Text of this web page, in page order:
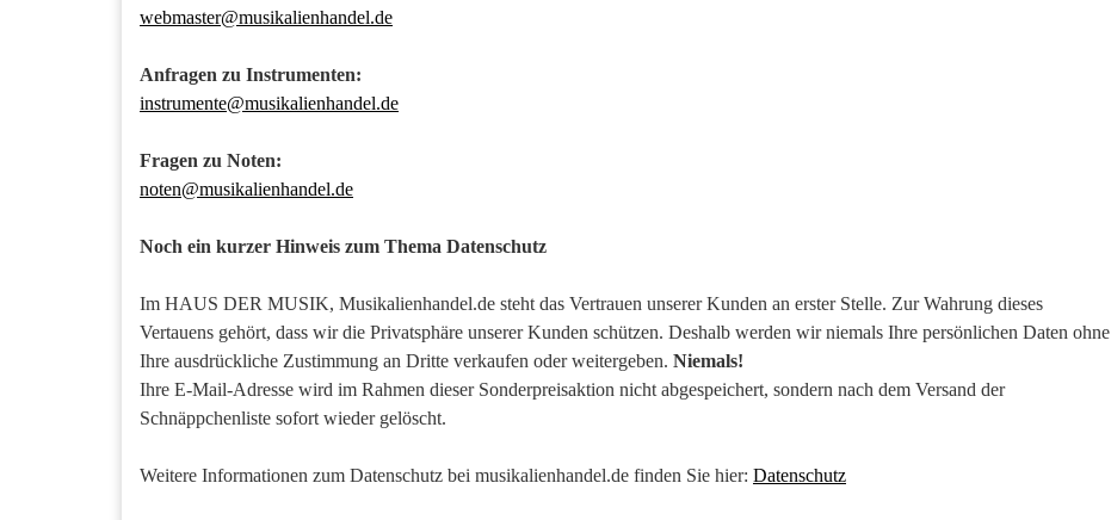
webmaster@musikalienhandel.de
Anfragen zu Instrumenten:
instrumente@musikalienhandel.de
Fragen zu Noten:
noten@musikalienhandel.de
Noch ein kurzer Hinweis zum Thema Datenschutz
Im HAUS DER MUSIK, Musikalienhandel.de steht das Vertrauen unserer Kunden an erster Stelle. Zur Wahrung dieses
Vertauens gehört, dass wir die Privatsphäre unserer Kunden schützen. Deshalb werden wir niemals Ihre persönlichen Daten ohne
Ihre ausdrückliche Zustimmung an Dritte verkaufen oder weitergeben. Niemals!
Ihre E-Mail-Adresse wird im Rahmen dieser Sonderpreisaktion nicht abgespeichert, sondern nach dem Versand der
Schnäppchenliste sofort wieder gelöscht.
Weitere Informationen zum Datenschutz bei musikalienhandel.de finden Sie hier: Datenschutz